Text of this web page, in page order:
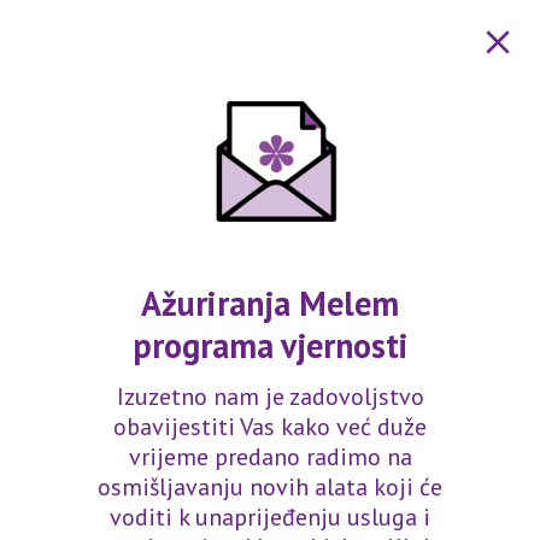
Melem Lips&Cheeks
Festive Amaryllis 4,5g
Opis proizvoda
Balzam za usne u boji i rumenilo dolazi u posebnom,
crvenom tonu inspiriranom bogatim, zimskim
cvjetovima amarilisa.
Sastav proizvoda
CERA MICROCRISTALLINA, PARAFFINUM
Ažuriranja Melem
programa vjernosti
Izuzetno nam je zadovoljstvo
obavijestiti Vas kako već duže
vrijeme predano radimo na
osmišljavanju novih alata koji će
voditi k unaprijeđenju usluga i